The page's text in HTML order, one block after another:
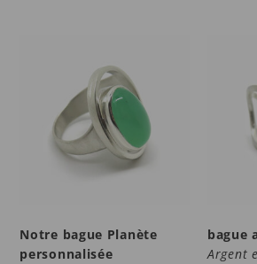
Notre bague Planète
personnalisée
bague
Argent